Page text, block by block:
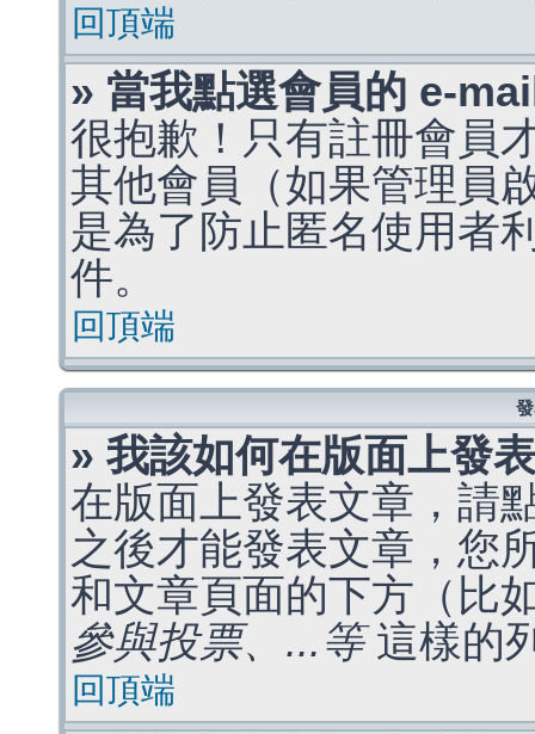
回頂端
» 當我點選會員的 e-
很抱歉！只有註冊會員
其他會員（如果管理員
是為了防止匿名使用者
件。
回頂端
» 我該如何在版面上發
在版面上發表文章，請
之後才能發表文章，您
和文章頁面的下方（比
參與投票、...等這樣的
回頂端